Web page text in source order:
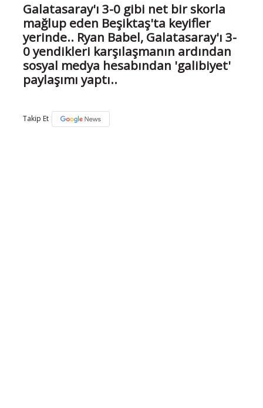
Galatasaray'ı 3-0 gibi net bir skorla
mağlup eden Beşiktaş'ta keyifler
yerinde.. Ryan Babel, Galatasaray'ı 3-
0 yendikleri karşılaşmanın ardından
sosyal medya hesabından 'galibiyet'
paylaşımı yaptı..
Takip Et